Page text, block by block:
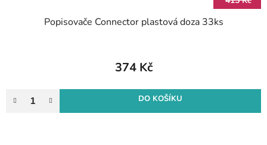
Popisovače Connector plastová doza 33ks
374 Kč
DO KOŠÍKU